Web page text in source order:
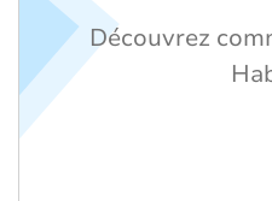
Découvrez